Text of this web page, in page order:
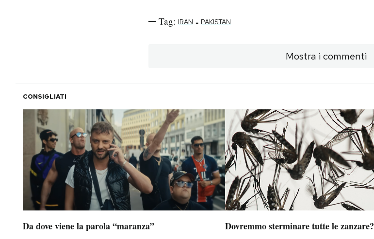
Tag: IRAN - PAKISTAN
Mostra i commenti
CONSIGLIATI
Da dove viene la parola “maranza” Dovremmo sterminare tutte le zanzare?